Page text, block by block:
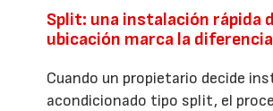
Split: una instalación rápida
ubicación marca la diferencia
Cuando un propietario decide
acondicionado tipo split, el